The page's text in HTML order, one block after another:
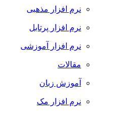
نرم افزار مذهبی
نرم افزار پرتابل
نرم افزار آموزشی
مقالات
آموزش زبان
نرم افزار مک